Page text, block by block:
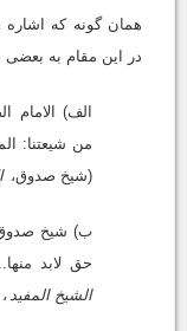
همان گونه که
در این مقام به
الف) الامام
من شیعتنا:
(شیخ صدوق،
ب) شیخ صدوق:
حق لابد
الشیخ المفید ، 5/58)؛